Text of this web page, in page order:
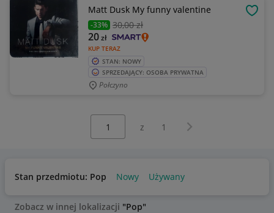
Matt Dusk My funny valentine
-33% 30,00 zł
KUP TERAZ
20zł
STAN: NOWY
SPRZEDAJĄCY: OSOBA PRYWATNA
Połczyno
z 1 Następna strona
Stan przedmiotu: Pop Nowy Używany
Zobacz w innej lokalizacji "Pop"